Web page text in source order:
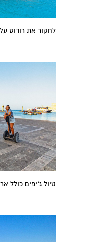
לחקור את רודוס על
טיול ג'יפים כולל